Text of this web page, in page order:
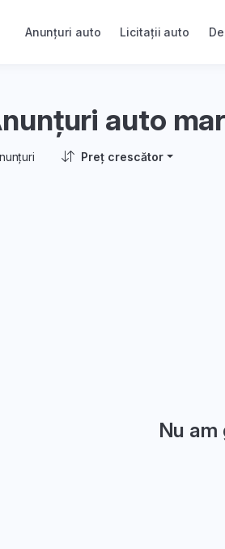
Anunțuri auto Licitații auto
auto
Preț crescător
Nu